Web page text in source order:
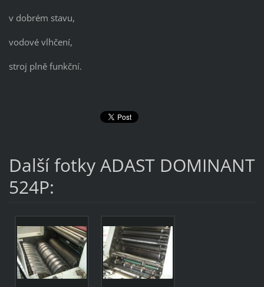
v dobrém stavu,
vodové vlhčení,
stroj plně funkční.
Další fotky ADAST DOMINANT
524P: